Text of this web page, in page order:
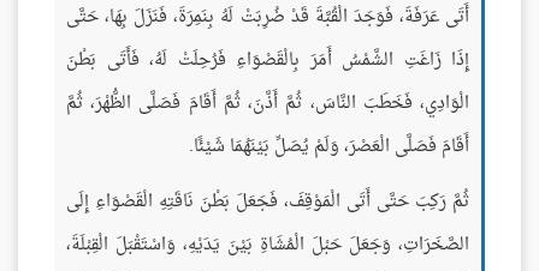
أَتَى عَرَفَةَ، فَوَجَدَ الْقُبَّةَ قَدْ ضُرِبَتْ لَهُ بِنَمِرَةَ، فَنَزَلَ بِهَا، حَتَّى
إِذَا زَاغَتِ الشَّمْسُ أَمَرَ بِالْقَصْوَاءِ فَرُحِلَتْ لَهُ، فَأَتَى بَطْنَ
الْوَادِي، فَخَطَبَ النَّاسَ، ثُمَّ أَذَّنَ، ثُمَّ أَقَامَ فَصَلَّى الظُّهْرَ، ثُمَّ
أَقَامَ فَصَلَّى الْعَصْرَ، وَلَمْ يُصَلِّ بَيْنَهُمَا شَيْئًا.
ثُمَّ رَكِبَ حَتَّى أَتَى الْمَوْقِفَ، فَجَعَلَ بَطْنَ نَاقَتِهِ الْقَصْوَاءِ إِلَى
الصَّخَرَاتِ، وَجَعَلَ حَبْلَ الْمُشَاةِ بَيْنَ يَدَيْهِ، وَاسْتَقْبَلَ الْقِبْلَةَ،